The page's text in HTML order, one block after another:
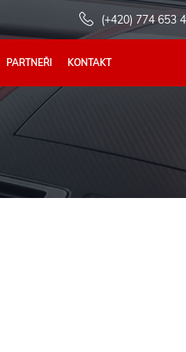
(+420) 774 653
PARTNEŘI KONTAKT